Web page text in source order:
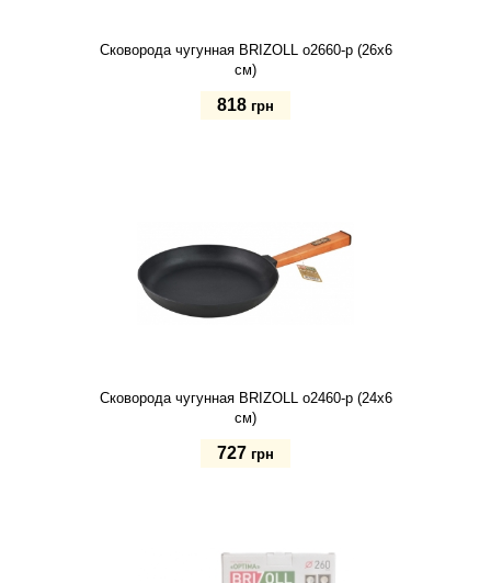
Сковорода чугунная BRIZOLL о2660-р (26х6
см)
818 грн
Сковорода чугунная BRIZOLL о2460-р (24х6
см)
727 грн